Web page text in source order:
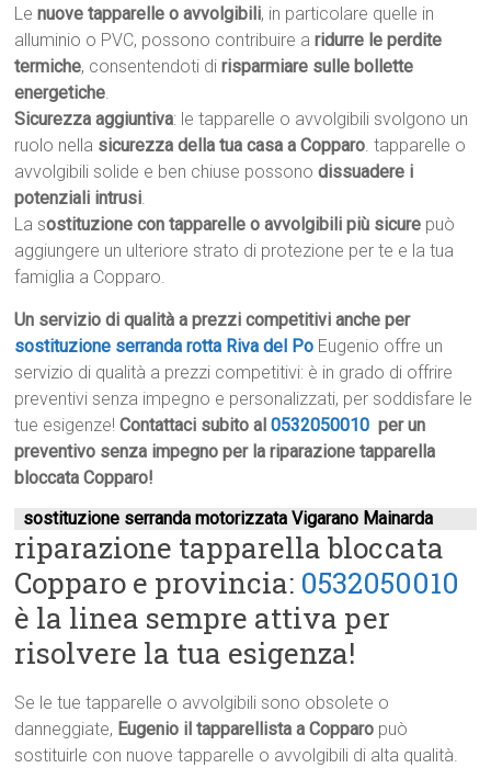
Lenuove tapparelle o avvolgibili, in particolare quelle in
alluminio o PVC, possono contribuire aridurre le perdite
termiche, consentendoti dirisparmiare sulle bollette
energetiche.
Sicurezza aggiuntiva: le tapparelle o avvolgibili svolgono un
ruolo nella sicurezza della tua casa a Copparo. tapparelle o
avvolgibili solide e ben chiuse possonodissuadere i
potenziali intrusi.
La sostituzione con tapparelle o avvolgibili più sicure può
aggiungere un ulteriore strato di protezione per te e la tua
famiglia a Copparo.
Un servizio di qualità a prezzi competitivi anche per
sostituzione serranda rotta Riva del Po Eugenio offre un
servizio di qualità a prezzi competitivi: è in grado di offrire
preventivi senza impegno e personalizzati, per soddisfare le
tue esigenze!Contattaci subito al0532050010 per un
preventivo senza impegno per la riparazione tapparella
bloccata Copparo!
sostituzione serranda motorizzata Vigarano Mainarda
riparazione tapparella bloccata
Copparo e provincia: 0532050010
è la linea sempre attiva per
risolvere la tua esigenza!
Se le tue tapparelle o avvolgibili sono obsolete o
danneggiate, Eugenio il tapparellista a Copparo può
sostituirle con nuove tapparelle o avvolgibili di alta qualità.